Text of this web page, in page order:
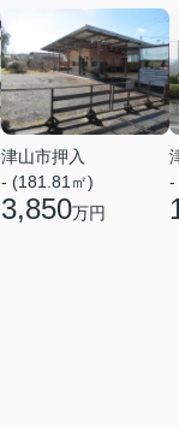
津山市押入
- (181.81㎡)
3,850万円
-